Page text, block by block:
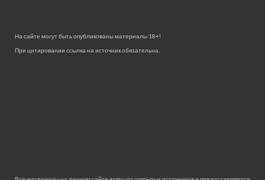
На сайте могут быть опубликованы материалы 18+!
При цитировании ссылка на источник обязательна.
Все материалы на данном сайте взяты из открытых источников и предоставляются